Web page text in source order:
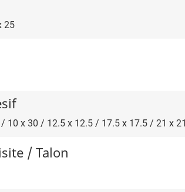
25
10 x 30 / 12.5 x 12.5 / 17.5 x 17.5 / 21 x 21
/ Talon